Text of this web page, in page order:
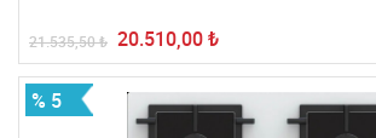
21.535,50₺ 20.510,00 ₺
% 5